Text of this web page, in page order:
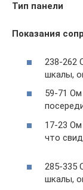
Тип панели
Показания
238-262
шкалы,
59-71 Ом
17-23
что
285-335
шкалы,